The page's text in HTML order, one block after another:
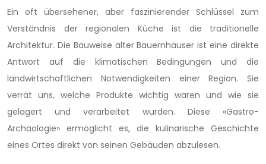
Ein oft übersehener, aber faszinierender Schlüssel zum
Verständnis der regionalen Küche ist die traditionelle
Architektur. Die Bauweise alter Bauernhäuser ist eine direkte
Antwort auf die klimatischen Bedingungen und die
landwirtschaftlichen Notwendigkeiten einer Region. Sie
verrät uns, welche Produkte wichtig waren und wie sie
gelagert und verarbeitet wurden. Diese «Gastro-
Archäologie» ermöglicht es, die kulinarische Geschichte
eines Ortes direkt von seinen Gebäuden abzulesen.